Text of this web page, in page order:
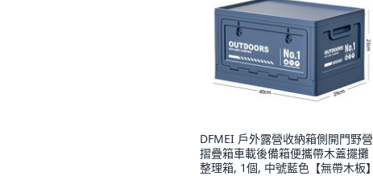
DFMEI 戶外露營收納箱側開門野營
摺疊箱車載後備箱便攜帶木蓋擺攤
整理箱, 1個, 中號藍色【無帶木板】